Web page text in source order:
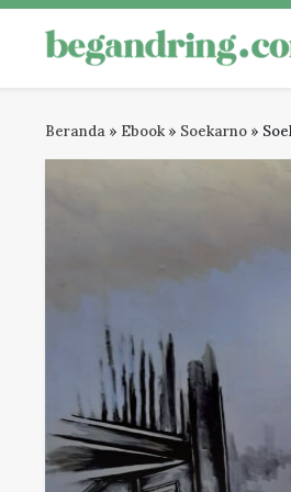
Begandring
Menjaga ingatan untuk masa
Beranda » Ebook » Soekarno »